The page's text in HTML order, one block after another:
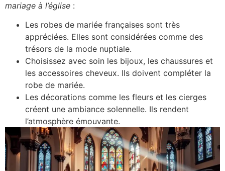
mariage à l’église :
Les robes de mariée françaises sont très
appréciées. Elles sont considérées comme des
trésors de la mode nuptiale.
Choisissez avec soin les bijoux, les chaussures et
les accessoires cheveux. Ils doivent compléter la
robe de mariée.
Les décorations comme les fleurs et les cierges
créent une ambiance solennelle. Ils rendent
l’atmosphère émouvante.